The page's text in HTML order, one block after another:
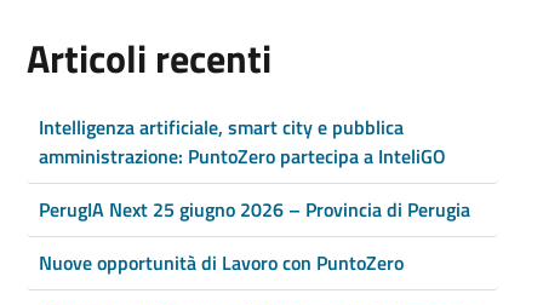
Articoli recenti
Intelligenza artificiale, smart city e pubblica
amministrazione: PuntoZero partecipa a InteliGO
PerugIA Next 25 giugno 2026 – Provincia di Perugia
Nuove opportunità di Lavoro con PuntoZero